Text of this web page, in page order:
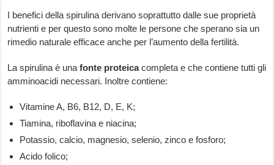
I benefici della spirulina derivano soprattutto dalle sue proprietà
nutrienti e per questo sono molte le persone che sperano sia un
rimedio naturale efficace anche per l’aumento della fertilità.
La spirulina è unafonte proteicacompleta e che contiene tutti gli
amminoacidi necessari. Inoltre contiene:
Vitamine A, B6, B12, D, E, K;
Tiamina, riboflavina e niacina;
Potassio, calcio, magnesio, selenio, zinco e fosforo;
Acido folico;